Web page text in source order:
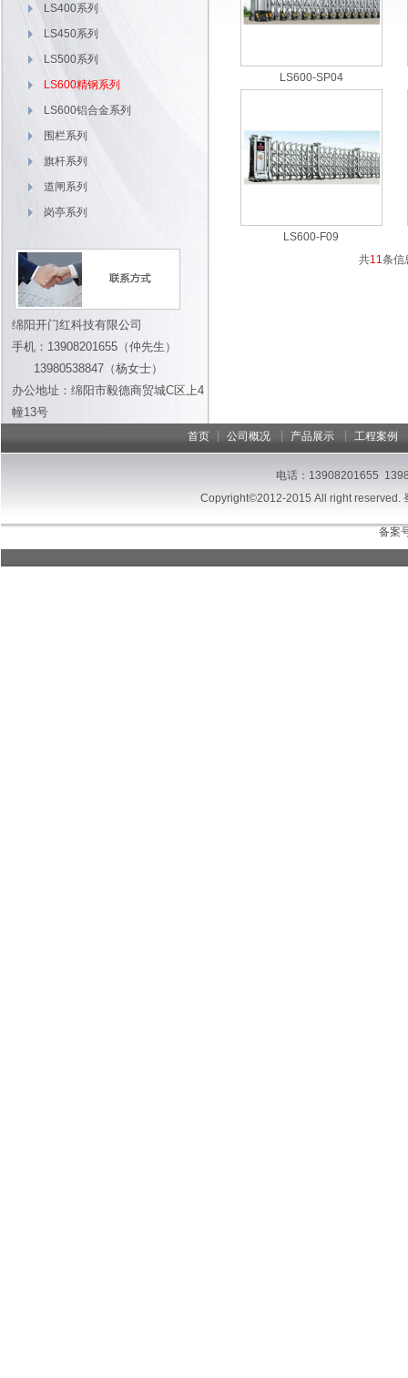
LS400系列
LS450系列
LS500系列
LS600精钢系列
LS600铝合金系列
围栏系列
旗杆系列
道闸系列
岗亭系列
绵阳开门红科技有限公司
手机：13908201655（仲先生）
13980538847（杨女士）
办公地址：绵阳市毅德商贸城C区上4
幢13号
LS600-SP04
LS600-F09
共11条信
首页 公司概况 产品展示 工程案例
电话：13908201655
Copyright©2012-2015 All right reserved.
备案